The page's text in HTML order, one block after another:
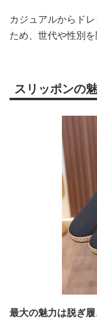
カジュアルからド
ため、世代や性別
スリッポンの
最大の魅力は脱ぎ